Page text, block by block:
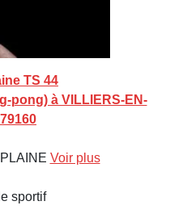
TS 44
pong) à VILLIERS-EN-
Voir plus
sportif